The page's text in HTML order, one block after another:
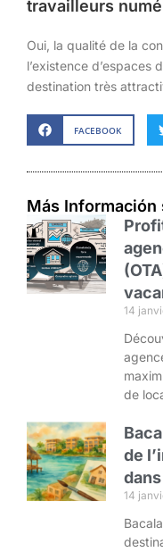
travailleurs
Oui, la qualité de la
l’existence d’espaces
destination très
FACEBOOK
Más
14
de
de
14